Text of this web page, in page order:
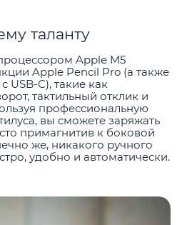
таланту
Apple M5
Apple Pencil Pro (а также
USB-C), такие как
тактильный отклик и
профессиональную
вы сможете заряжать
примагнитив к боковой
же, никакого ручного
удобно и автоматически.